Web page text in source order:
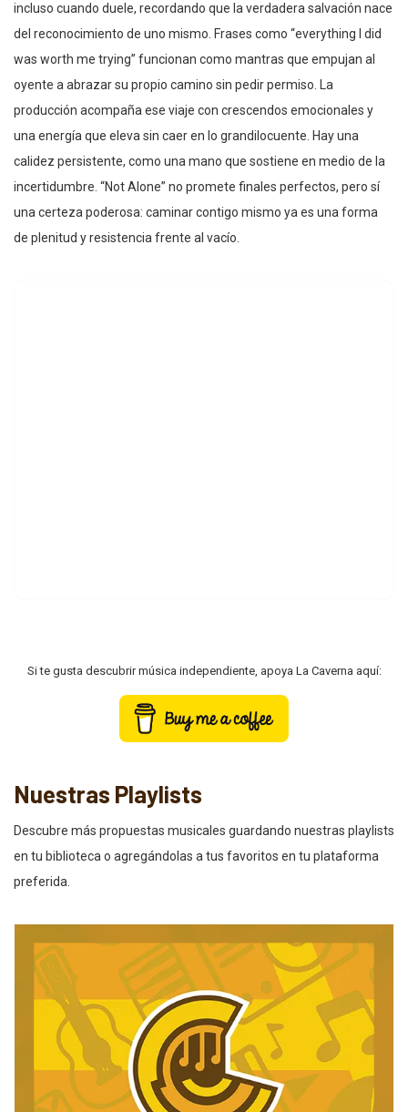
incluso cuando duele, recordando que la verdadera salvación nace
del reconocimiento de uno mismo. Frases como “everything I did
was worth me trying” funcionan como mantras que empujan al
oyente a abrazar su propio camino sin pedir permiso. La
producción acompaña ese viaje con crescendos emocionales y
una energía que eleva sin caer en lo grandilocuente. Hay una
calidez persistente, como una mano que sostiene en medio de la
incertidumbre. “Not Alone” no promete finales perfectos, pero sí
una certeza poderosa: caminar contigo mismo ya es una forma
de plenitud y resistencia frente al vacío.
Si te gusta descubrir música independiente, apoya La Caverna aquí:
Nuestras Playlists
Descubre más propuestas musicales guardando nuestras playlists
en tu biblioteca o agregándolas a tus favoritos en tu plataforma
preferida.